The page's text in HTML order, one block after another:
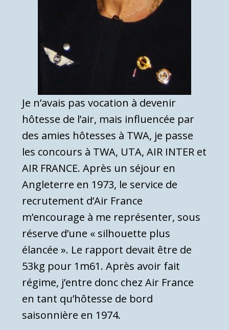
Je n’avais pas vocation à devenir
hôtesse de l’air, mais influencée par
des amies hôtesses à TWA, je passe
les concours à TWA, UTA, AIR INTER et
AIR FRANCE. Après un séjour en
Angleterre en 1973, le service de
recrutement d’Air France
m’encourage à me représenter, sous
réserve d’une « silhouette plus
élancée ». Le rapport devait être de
53kg pour 1m61. Après avoir fait
régime, j’entre donc chez Air France
en tant qu’hôtesse de bord
saisonnière en 1974.